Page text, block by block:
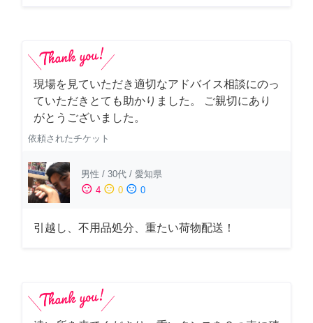
現場を見ていただき適切なアドバイス相談にのっ
ていただきとても助かりました。 ご親切にあり
がとうございました。
依頼されたチケット
男性 / 30代 / 愛知県
sentiment_satisfied 4 sentiment_neutral 0 sentiment_dissatisfied 0
引越し、不用品処分、重たい荷物配送！